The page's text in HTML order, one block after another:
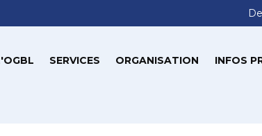
SERVICES ORGANISATION INFOS